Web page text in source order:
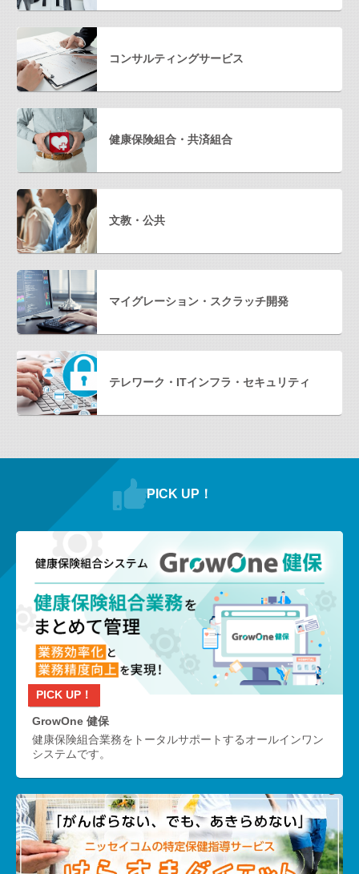
コンサルティングサービス
健康保険組合・共済組合
文教・公共
マイグレーション・スクラッチ開発
テレワーク・ITインフラ・セキュリティ
PICK UP！
GrowOne 健保
健康保険組合業務をトータルサポートするオールインワン
システムです。